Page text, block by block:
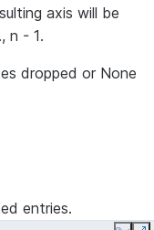
axis will be
n - 1.
dropped or None
entries.